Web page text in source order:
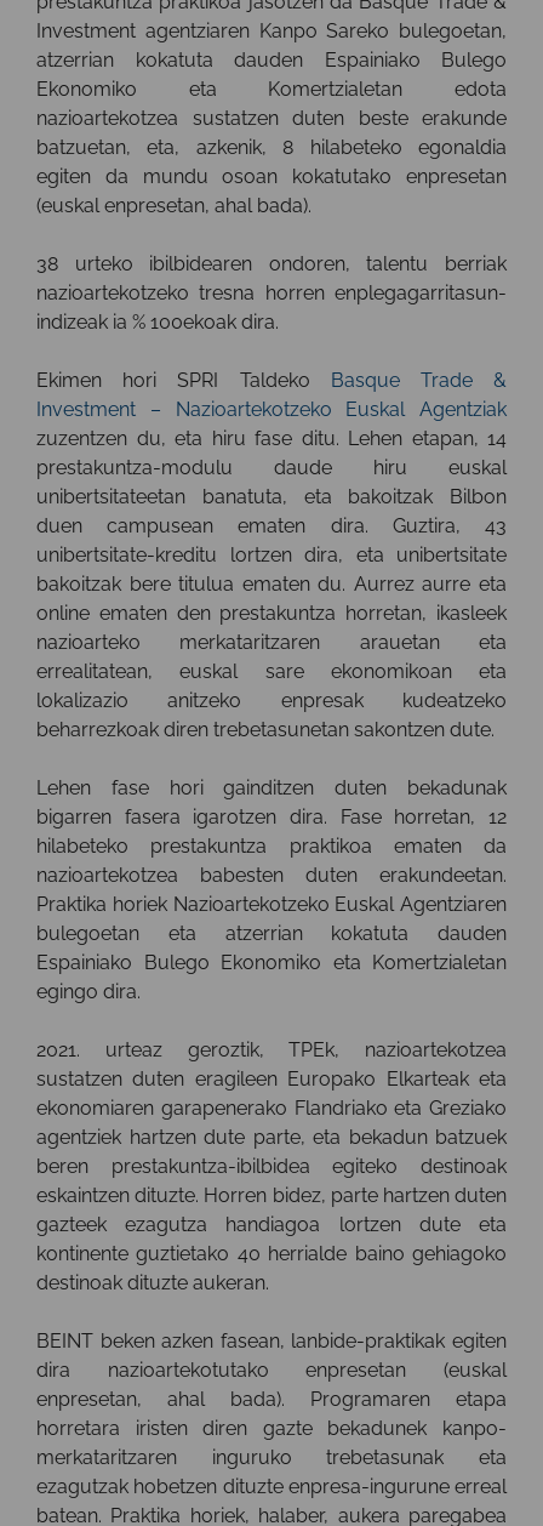
Investment agentziaren Kanpo Sareko bulegoetan,
atzerrian kokatuta dauden Espainiako Bulego
Ekonomiko eta Komertzialetan edota
nazioartekotzea sustatzen duten beste erakunde
batzuetan, eta, azkenik, 8 hilabeteko egonaldia
egiten da mundu osoan kokatutako enpresetan
(euskal enpresetan, ahal bada).
38 urteko ibilbidearen ondoren, talentu berriak
nazioartekotzeko tresna horren enplegagarritasun-
indizeak ia % 100ekoak dira.
Ekimen hori SPRI Taldeko Basque Trade &
Investment – Nazioartekotzeko Euskal Agentziak
zuzentzen du, eta hiru fase ditu. Lehen etapan, 14
prestakuntza-modulu daude hiru euskal
unibertsitateetan banatuta, eta bakoitzak Bilbon
duen campusean ematen dira. Guztira, 43
unibertsitate-kreditu lortzen dira, eta unibertsitate
bakoitzak bere titulua ematen du. Aurrez aurre eta
online ematen den prestakuntza horretan, ikasleek
nazioarteko merkataritzaren arauetan eta
errealitatean, euskal sare ekonomikoan eta
lokalizazio anitzeko enpresak kudeatzeko
beharrezkoak diren trebetasunetan sakontzen dute.
Lehen fase hori gainditzen duten bekadunak
bigarren fasera igarotzen dira. Fase horretan, 12
hilabeteko prestakuntza praktikoa ematen da
nazioartekotzea babesten duten erakundeetan.
Praktika horiek Nazioartekotzeko Euskal Agentziaren
bulegoetan eta atzerrian kokatuta dauden
Espainiako Bulego Ekonomiko eta Komertzialetan
egingo dira.
2021. urteaz geroztik, TPEk, nazioartekotzea
sustatzen duten eragileen Europako Elkarteak eta
ekonomiaren garapenerako Flandriako eta Greziako
agentziek hartzen dute parte, eta bekadun batzuek
beren prestakuntza-ibilbidea egiteko destinoak
eskaintzen dituzte. Horren bidez, parte hartzen duten
gazteek ezagutza handiagoa lortzen dute eta
kontinente guztietako 40 herrialde baino gehiagoko
destinoak dituzte aukeran.
BEINT beken azken fasean, lanbide-praktikak egiten
dira nazioartekotutako enpresetan (euskal
enpresetan, ahal bada). Programaren etapa
horretara iristen diren gazte bekadunek kanpo-
merkataritzaren inguruko trebetasunak eta
ezagutzak hobetzen dituzte enpresa-ingurune erreal
batean. Praktika horiek, halaber, aukera paregabea